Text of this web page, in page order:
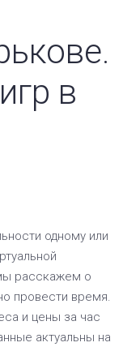
в
одному или
расскажем о
провести время.
и цены за час
актуальны на